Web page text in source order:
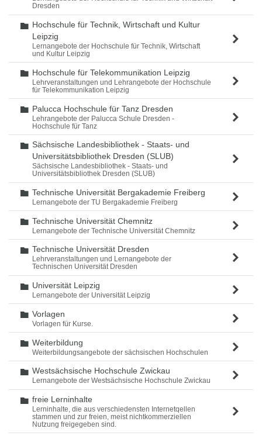
Dresden
Ordner
Hochschule für Technik, Wirtschaft und Kultur
Leipzig
Lernangebote der Hochschule für Technik, Wirtschaft
und Kultur Leipzig
Ordner
Hochschule für Telekommunikation Leipzig
Lehrveranstaltungen und Lehrangebote der Hochschule
für Telekommunikation Leipzig
Ordner
Palucca Hochschule für Tanz Dresden
Lehrangebote der Palucca Schule Dresden -
Hochschule für Tanz
Ordner
Sächsische Landesbibliothek - Staats- und
Universitätsbibliothek Dresden (SLUB)
Sächsische Landesbibliothek - Staats- und
Universitätsbibliothek Dresden (SLUB)
Ordner
Technische Universität Bergakademie Freiberg
Lernangebote der TU Bergakademie Freiberg
Ordner
Technische Universität Chemnitz
Lernangebote der Technische Universität Chemnitz
Ordner
Technische Universität Dresden
Lehrveranstaltungen und Lernangebote der
Technischen Universität Dresden
Ordner
Universität Leipzig
Lernangebote der Universität Leipzig
Ordner
Vorlagen
Vorlagen für Kurse.
Ordner
Weiterbildung
Weiterbildungsangebote der sächsischen Hochschulen
Ordner
Westsächsische Hochschule Zwickau
Lernangebote der Westsächsische Hochschule Zwickau
Ordner
freie Lerninhalte
Lerninhalte, die aus verschiedensten Internetqellen
stammen und zur freien, meist nichtkommerziellen
Nutzung freigegeben sind.